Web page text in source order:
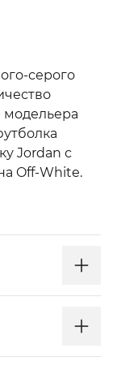
серого
модельера
Jordan с
Off-White.